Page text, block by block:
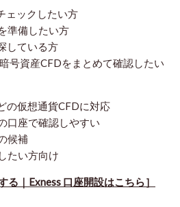
ェックしたい方
準備したい方
している方
号資産CFDをまとめて確認したい
の仮想通貨CFDに対応
口座で確認しやすい
候補
たい方向け
｜Exness 口座開設はこちら］